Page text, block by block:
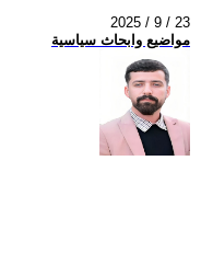
2025 / 9 / 23
مواضيع وابحاث سياسية